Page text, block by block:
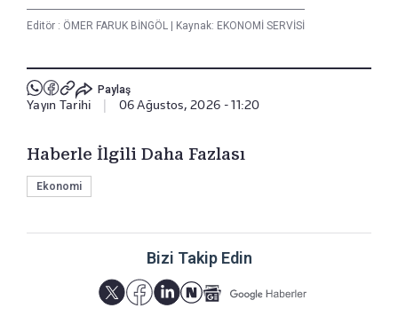
Editör : ÖMER FARUK BİNGÖL Kaynak: EKONOMİ SERVİSİ
Paylaş
Yayın Tarihi 06 Ağustos, 2026 - 11:20
Haberle İlgili Daha Fazlası
Ekonomi
Bizi Takip Edin